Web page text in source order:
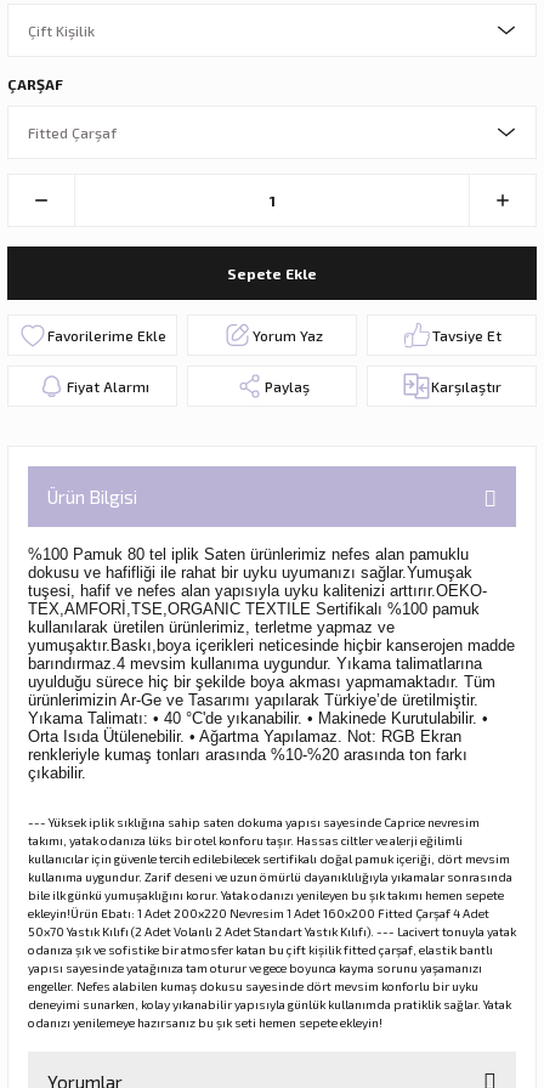
ÇARŞAF
Sepete Ekle
Yorum Yaz Tavsiye Et
Fiyat Alarmı Paylaş Karşılaştır
Ürün Bilgisi
%100 Pamuk 80 tel iplik Saten ürünlerimiz nefes alan pamuklu
dokusu ve hafifliği ile rahat bir uyku uyumanızı sağlar.Yumuşak
tuşesi, hafif ve nefes alan yapısıyla uyku kalitenizi arttırır.OEKO-
TEX,AMFORİ,TSE,ORGANIC TEXTILE Sertifikalı %100 pamuk
kullanılarak üretilen ürünlerimiz, terletme yapmaz ve
yumuşaktır.Baskı,boya içerikleri neticesinde hiçbir kanserojen madde
barındırmaz.4 mevsim kullanıma uygundur. Yıkama talimatlarına
uyulduğu sürece hiç bir şekilde boya akması yapmamaktadır. Tüm
ürünlerimizin Ar-Ge ve Tasarımı yapılarak Türkiye’de üretilmiştir.
Yıkama Talimatı: • 40 °C'de yıkanabilir. • Makinede Kurutulabilir. •
Orta Isıda Ütülenebilir. • Ağartma Yapılamaz. Not: RGB Ekran
renkleriyle kumaş tonları arasında %10-%20 arasında ton farkı
çıkabilir.
--- Yüksek iplik sıklığına sahip saten dokuma yapısı sayesinde Caprice nevresim
takımı, yatak odanıza lüks bir otel konforu taşır. Hassas ciltler ve alerji eğilimli
kullanıcılar için güvenle tercih edilebilecek sertifikalı doğal pamuk içeriği, dört mevsim
kullanıma uygundur. Zarif deseni ve uzun ömürlü dayanıklılığıyla yıkamalar sonrasında
bile ilk günkü yumuşaklığını korur. Yatak odanızı yenileyen bu şık takımı hemen sepete
ekleyin!Ürün Ebatı: 1 Adet 200x220 Nevresim 1 Adet 160x200 Fitted Çarşaf 4 Adet
50x70 Yastık Kılıfı (2 Adet Volanlı 2 Adet Standart Yastık Kılıfı). --- Lacivert tonuyla yatak
odanıza şık ve sofistike bir atmosfer katan bu çift kişilik fitted çarşaf, elastik bantlı
yapısı sayesinde yatağınıza tam oturur ve gece boyunca kayma sorunu yaşamanızı
engeller. Nefes alabilen kumaş dokusu sayesinde dört mevsim konforlu bir uyku
deneyimi sunarken, kolay yıkanabilir yapısıyla günlük kullanımda pratiklik sağlar. Yatak
odanızı yenilemeye hazırsanız bu şık seti hemen sepete ekleyin!
Yorumlar